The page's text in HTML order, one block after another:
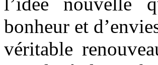
bonheur et
véritable